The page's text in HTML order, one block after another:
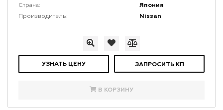
Страна: Япония
Производитель: Nissan
УЗНАТЬ ЦЕНУ ЗАПРОСИТЬ КП
В КОРЗИНУ